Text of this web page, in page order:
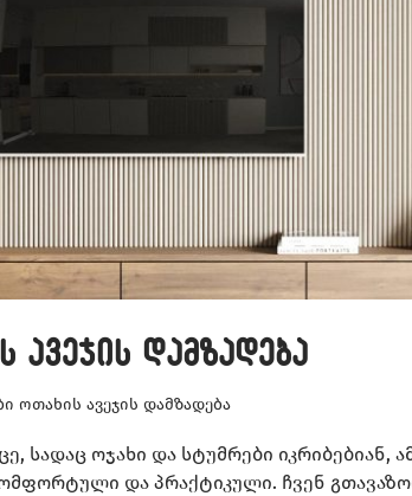
ავეჯის დამზადება
ოთახის ავეჯის დამზადება
სადაც ოჯახი და სტუმრები იკრიბებიან,
და პრაქტიკული. ჩვენ